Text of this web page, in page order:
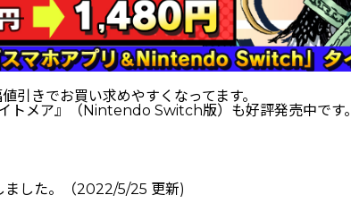
きでお買い求めやすくなってます。
トメア』（Nintendo Switch版）も好評発売中です。
した。（2022/5/25 更新)